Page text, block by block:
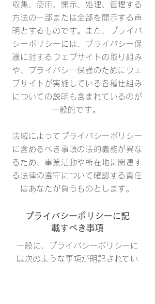
収集、使用、開示、処理、管理する
方法の一部または全部を開示する声
明とするものです。また、プライバ
シーポリシーには、プライバシー保
護に対するウェブサイトの取り組み
や、プライバシー保護のためにウェ
ブサイトが実施している各種仕組み
についての説明も含まれているのが
一般的です。
法域によってプライバシーポリシー
に含めるべき事項の法的義務が異な
るため、事業活動や所在地に関連す
る法律の遵守について確認する責任
はあなたが負うものとします。
プライバシーポリシーに記
載すべき事項
一般に、プライバシーポリシーに
は次のような事項が明記されてい